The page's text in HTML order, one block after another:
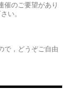
催のご要望があり
い。
で，どうぞご自由